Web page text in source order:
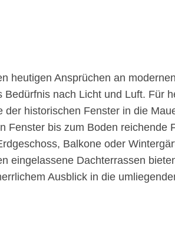
heutigen Ansprüchen an
nach Licht und Luft. Für
historischen Fenster in die
Fenster bis zum Boden reichende
Balkone oder
eingelassene Dachterrassen
Ausblick in die